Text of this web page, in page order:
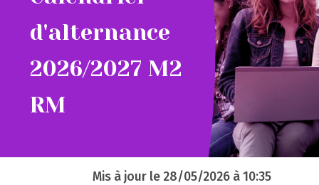
d'alternance
2026/2027 M2
RM
Mis à jour le 28/05/2026 à 10:35